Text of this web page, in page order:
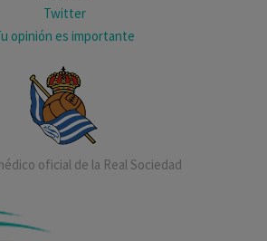
Twitter
opinión es importante
oficial de la Real Sociedad